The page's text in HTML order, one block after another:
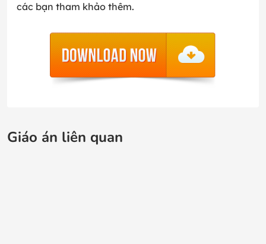
các bạn tham khảo thêm.
Giáo án liên quan